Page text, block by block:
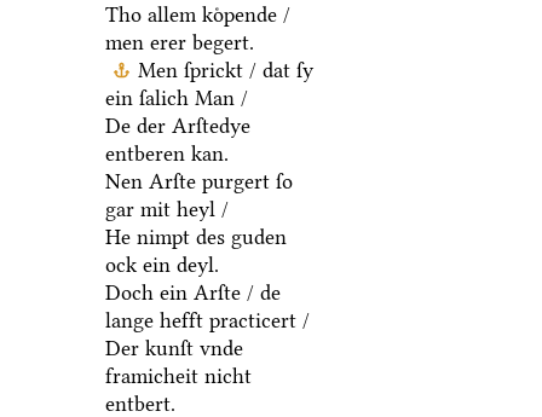
Tho allem koͤpende /
men erer begert.
Men ſprickt / dat ſy
ein ſalich Man /
De der Arſtedye
entberen kan.
Nen Arſte purgert ſo
gar mit heyl /
He nimpt des guden
ock ein deyl.
Doch ein Arſte / de
lange hefft practicert /
Der kunſt vnde
framicheit nicht
entbert.